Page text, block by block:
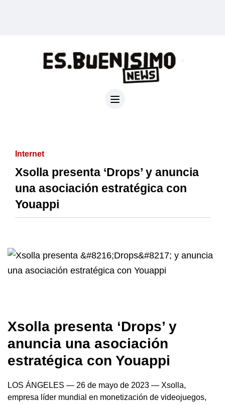
Internet
Xsolla presenta ‘Drops’ y anuncia
una asociación estratégica con
Youappi
Xsolla presenta ‘Drops’ y
anuncia una asociación
estratégica con Youappi
LOS ÁNGELES — 26 de mayo de 2023 — Xsolla,
empresa líder mundial en monetización de videojuegos,